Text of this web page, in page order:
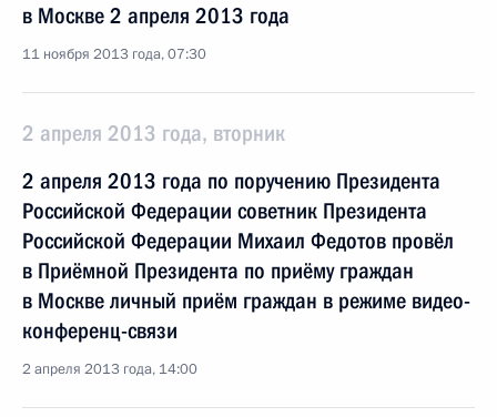
в Москве 2 апреля 2013 года
11 ноября 2013 года, 07:30
2 апреля 2013 года, вторник
2 апреля 2013 года по поручению Президента
Российской Федерации советник Президента
Российской Федерации Михаил Федотов провёл
в Приёмной Президента по приёму граждан
в Москве личный приём граждан в режиме видео-
конференц-связи
2 апреля 2013 года, 14:00